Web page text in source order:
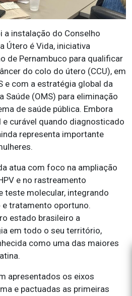
a instalação do Conselho
Útero é Vida, iniciativa
de Pernambuco para qualificar
do colo do útero (CCU), em
e com a estratégia global da
Saúde (OMS) para eliminação
de saúde pública. Embora
curável quando diagnosticado
representa importante
atua com foco na ampliação
e no rastreamento
teste molecular, integrando
tratamento oportuno.
estado brasileiro a
em todo o seu território,
como uma das maiores
apresentados os eixos
e pactuadas as primeiras